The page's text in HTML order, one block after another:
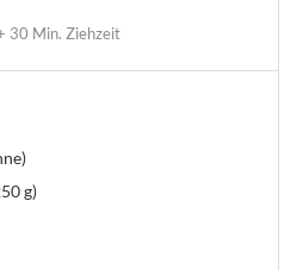
30 Min. Ziehzeit
g)